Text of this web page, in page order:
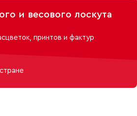
и весового лоскута
принтов и фактур